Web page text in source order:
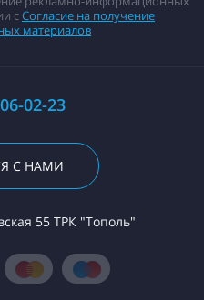
сСогласие на получение
материалов
02-23
С НАМИ
55 ТРК "Тополь"